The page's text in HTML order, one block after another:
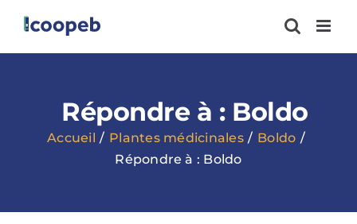
contenu
Répondre à : Boldo
Accueil Plantes médicinales
Boldo
Répondre à : Boldo